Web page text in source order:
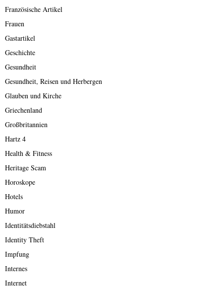
Französische Artikel
Frauen
Gastartikel
Geschichte
Gesundheit
Gesundheit, Reisen und Herbergen
Glauben und Kirche
Griechenland
Großbritannien
Hartz 4
Health & Fitness
Heritage Scam
Horoskope
Hotels
Humor
Identitätsdiebstahl
Identity Theft
Impfung
Internes
Internet